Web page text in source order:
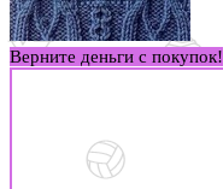
Верните деньги с покупок!